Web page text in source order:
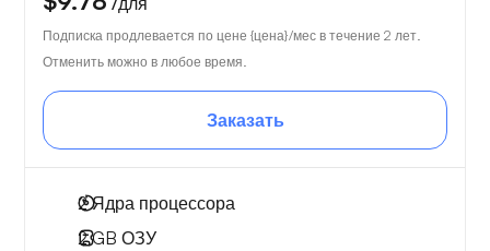
Подписка продлевается по цене {цена}/мес в течение 2 лет.
Отменить можно в любое время.
Заказать
2Ядра процессора
2 GB ОЗУ